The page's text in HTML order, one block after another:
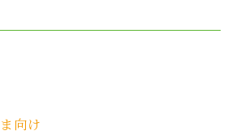
向け